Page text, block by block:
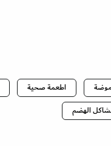
اطعمة صحية
الهضم